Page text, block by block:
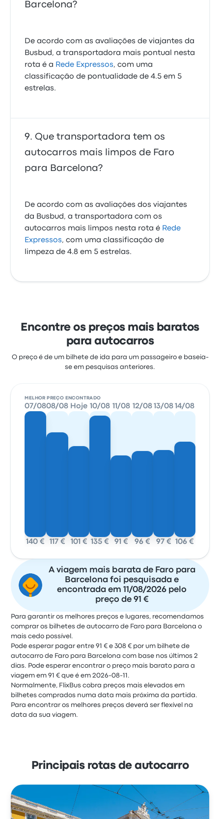
Barcelona?
De acordo com as avaliações de viajantes da
Busbud, a transportadora mais pontual nesta
rota é a Rede Expressos, com uma
classificação de pontualidade de 4.5 em 5
estrelas.
Que transportadora tem os
autocarros mais limpos de Faro
para Barcelona?
De acordo com as avaliações dos viajantes
da Busbud, a transportadora com os
autocarros mais limpos nesta rota é Rede
Expressos, com uma classificação de
limpeza de 4.8 em 5 estrelas.
Encontre os preços mais baratos
para autocarros
O preço é de um bilhete de ida para um passageiro e baseia-
se em pesquisas anteriores.
MELHOR PREÇO ENCONTRADO
07/08
140 €
08/08
117 €
Hoje
101 €
10/08
135 €
11/08
91 €
12/08
96 €
13/08
97 €
14/08
106 €
A viagem mais barata de Faro para
Barcelona foi pesquisada e
encontrada em 11/08/2026 pelo
preço de 91 €
Para garantir os melhores preços e lugares, recomendamos
comprar os bilhetes de autocarro de Faro para Barcelona o
mais cedo possível.
Pode esperar pagar entre 91 € e 308 € por um bilhete de
autocarro de Faro para Barcelona com base nos últimos 2
dias. Pode esperar encontrar o preço mais barato para a
viagem em 91 € que é em 2026-08-11.
Normalmente, FlixBus cobra preços mais elevados em
bilhetes comprados numa data mais próxima da partida.
Para encontrar os melhores preços deverá ser flexível na
data da sua viagem.
Principais rotas de autocarro